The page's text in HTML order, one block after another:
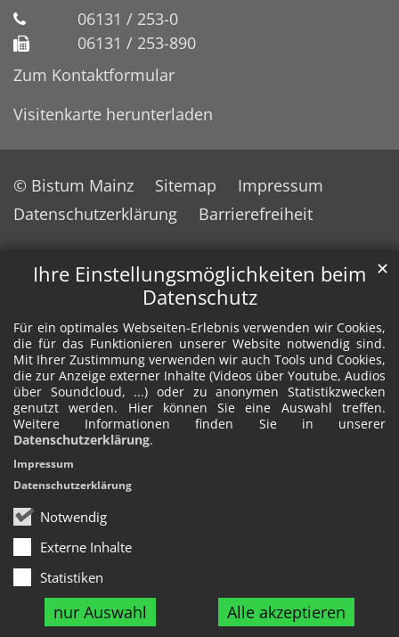
Ihre Einstellungsmöglichkeiten beim
Datenschutz
Für ein optimales Webseiten-Erlebnis verwenden wir Cookies,
die für das Funktionieren unserer Website notwendig sind.
Mit Ihrer Zustimmung verwenden wir auch Tools und Cookies,
die zur Anzeige externer Inhalte (Videos über Youtube, Audios
über Soundcloud, ...) oder zu anonymen Statistikzwecken
genutzt werden. Hier können Sie eine Auswahl treffen.
Weitere Informationen finden Sie in unserer
Datenschutzerklärung.
Notwendig
Externe Inhalte
Statistiken
nur Auswahl Alle akzeptieren
✕
Impressum
Datenschutzerklärung
06131 / 253-0
06131 / 253-890
Zum Kontaktformular
Visitenkarte herunterladen
© Bistum Mainz Sitemap
Impressum
Datenschutzerklärung
Barrierefreiheit